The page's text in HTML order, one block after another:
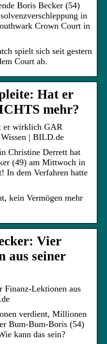
Boris Becker (54)
in
Crown Court in
spielt sich seit gestern
Court ab.
Hat er
mehr?
er wirklich GAR
| BILD.de
Christine Derrett hat
(49) am Mittwoch in
In dem Verfahren hatte
kein Vermögen mehr
Vier
aus seiner
Lektionen aus
verdient, Millionen
Bum-Bum-Boris (54)
kann das sein?